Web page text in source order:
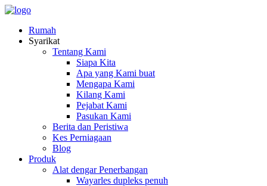
Rumah
Syarikat
Tentang Kami
Siapa Kita
Apa yang Kami buat
Mengapa Kami
Kilang Kami
Pejabat Kami
Pasukan Kami
Berita dan Peristiwa
Kes Perniagaan
Blog
Produk
Alat dengar Penerbangan
Wayarles dupleks penuh